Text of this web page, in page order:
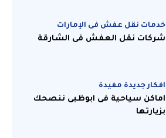
خدمات نقل عفش فى الإمارات
شركات نقل العفش فى الشارقة
افكار جديدة مفيدة
اماكن سياحية فى ابوظبى ننصحك
بزيارتها